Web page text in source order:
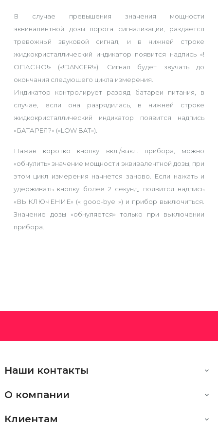
В случае превышения значения мощности
эквивалентной дозы порога сигнализации, раздается
тревожный звуковой сигнал, и в нижней строке
жидкокристаллический индикатор появится надпись «!
ОПАСНО!» («!DANGER!»). Сигнал будет звучать до
окончания следующего цикла измерения.
Индикатор контролирует разряд батареи питания, в
случае, если она разрядилась, в нижней строке
жидкокристаллический индикатор появится надпись
«БАТАРЕЯ?» («LOW BAT»).
Нажав коротко кнопку вкл./выкл. прибора, можно
«обнулить» значение мощности эквивалентной дозы, при
этом цикл измерения начнется заново. Если нажать и
удерживать кнопку более 2 секунд, появится надпись
«ВЫКЛЮЧЕНИЕ» (« good-bye ») и прибор выключиться.
Значение дозы «обнуляется» только при выключении
прибора.
Наши контакты 
О компании 
Клиентам 